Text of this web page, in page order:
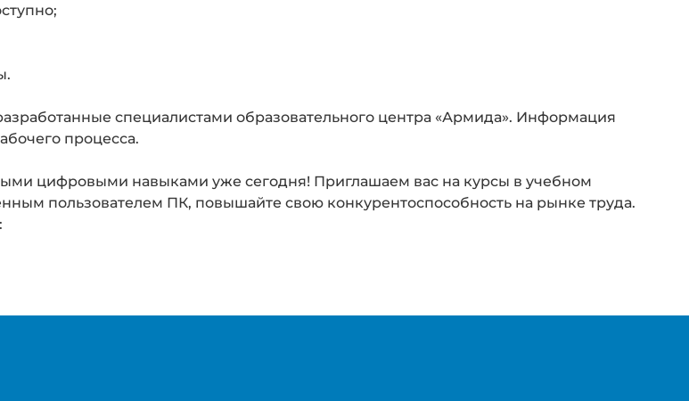
специалистами образовательного центра «Армида». Информация
процесса.
цифровыми навыками уже сегодня! Приглашаем вас на курсы в учебном
пользователем ПК, повышайте свою конкурентоспособность на рынке труда.